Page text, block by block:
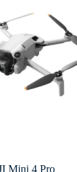
Mini 4 Pro